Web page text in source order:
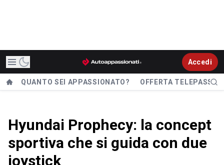
Accedi
QUANTO SEI APPASSIONATO? OFFERTA TELEPASS
Hyundai Prophecy: la concept
sportiva che si guida con due
joystick